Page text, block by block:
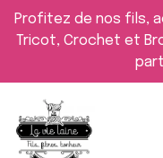
Profitez de nos fils,
Tricot, Crochet et